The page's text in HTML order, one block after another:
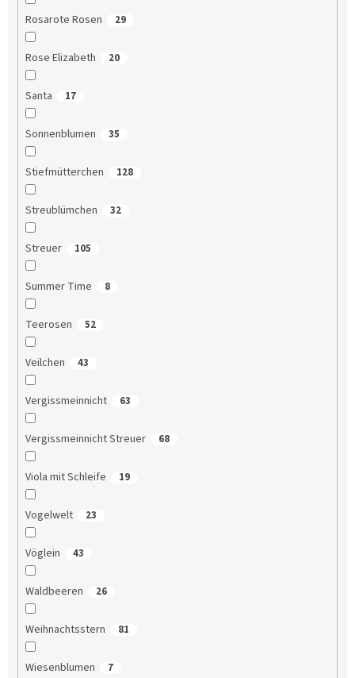
Rosarote Rosen 29
Rose Elizabeth 20
Santa 17
Sonnenblumen 35
Stiefmütterchen 128
Streublümchen 32
Streuer 105
Summer Time 8
Teerosen 52
Veilchen 43
Vergissmeinnicht 63
Vergissmeinnicht Streuer 68
Viola mit Schleife 19
Vogelwelt 23
Vöglein 43
Waldbeeren 26
Weihnachtsstern 81
Wiesenblumen 7